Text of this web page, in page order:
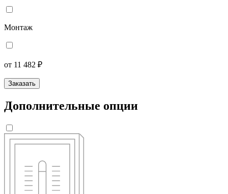
Монтаж
от 11 482 ₽
Заказать
Дополнительные опции